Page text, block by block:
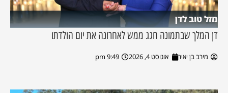
מזל טוב לדן
דן המלך שבתמונה חגג ממש לאחרונה את יום הולדתו
מירב בן יאיר אוגוסט 4, 2026 9:49 pm